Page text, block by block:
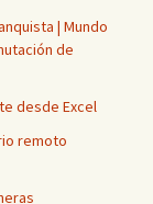
| Mundo
de
desde Excel
remoto